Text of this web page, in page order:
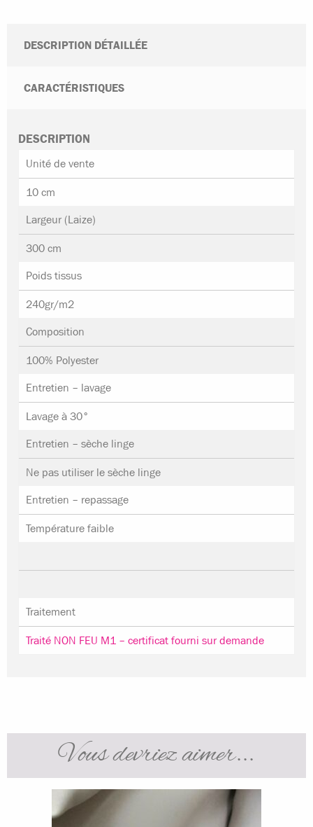
DESCRIPTION DÉTAILLÉE
CARACTÉRISTIQUES
DESCRIPTION
Unité de vente
10 cm
Largeur (Laize)
300 cm
Poids tissus
240gr/m2
Composition
100% Polyester
Entretien – lavage
Lavage à 30°
Entretien – sèche linge
Ne pas utiliser le sèche linge
Entretien – repassage
Température faible
Traitement
Traité NON FEU M1 – certificat fourni sur demande
Vous devriez aimer...